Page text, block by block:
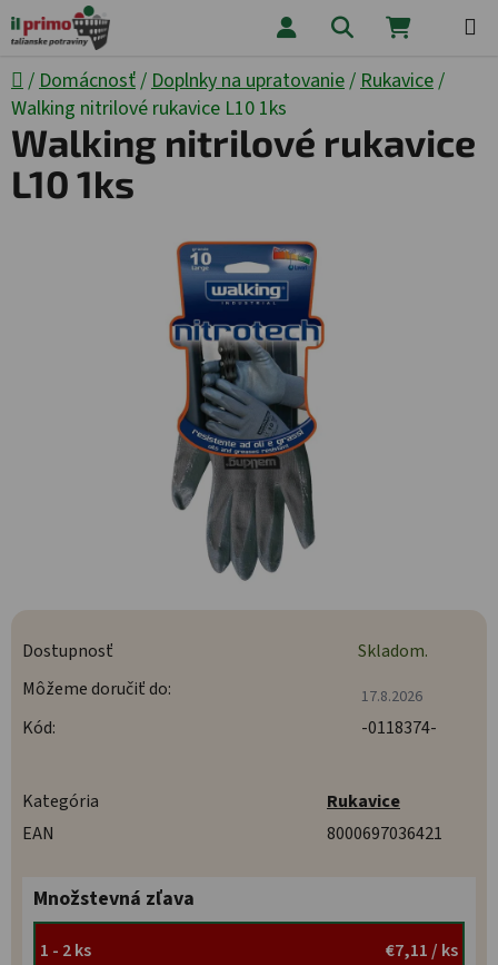
Prejsť na obsah Hľadať
Domov
/ Domácnosť/ Doplnky na upratovanie/ Rukavice/
Walking nitrilové rukavice L10 1ks
Dostupnosť
Skladom.
Môžeme doručiť do:
17.8.2026
Kód: -0118374-
Kategória
Rukavice
EAN
8000697036421
Množstevná zľava
1 - 2 ks €7,11 / ks
Walking nitrilové rukavice
L10 1ks